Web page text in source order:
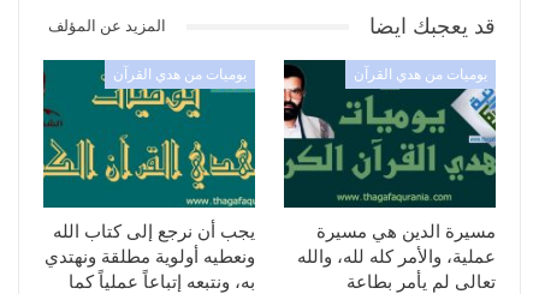
قد يعجبك ايضا المزيد عن المؤلف
يوميات من هدي القرآن
مسيرة الدين هي مسيرة
عملية، والأمر كله لله، والله
تعالى لم يأمر بطاعة
يوميات من هدي القرآن
يجب أن نرجع إلى كتاب الله
ونعطيه أولوية مطلقة ونهتدي
به، ونتبعه إتباعاً عملياً كما